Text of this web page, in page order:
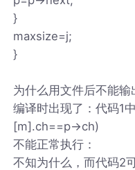
}
maxsize=j;
}
为什么用文件后不能输
编译时出现了：代码1
[m].ch==p->ch)
不能正常执行：
不知为什么，而代码2